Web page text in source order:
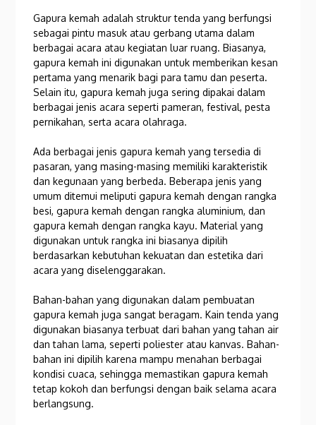
Gapura kemah adalah struktur tenda yang berfungsi
sebagai pintu masuk atau gerbang utama dalam
berbagai acara atau kegiatan luar ruang. Biasanya,
gapura kemah ini digunakan untuk memberikan kesan
pertama yang menarik bagi para tamu dan peserta.
Selain itu, gapura kemah juga sering dipakai dalam
berbagai jenis acara seperti pameran, festival, pesta
pernikahan, serta acara olahraga.
Ada berbagai jenis gapura kemah yang tersedia di
pasaran, yang masing-masing memiliki karakteristik
dan kegunaan yang berbeda. Beberapa jenis yang
umum ditemui meliputi gapura kemah dengan rangka
besi, gapura kemah dengan rangka aluminium, dan
gapura kemah dengan rangka kayu. Material yang
digunakan untuk rangka ini biasanya dipilih
berdasarkan kebutuhan kekuatan dan estetika dari
acara yang diselenggarakan.
Bahan-bahan yang digunakan dalam pembuatan
gapura kemah juga sangat beragam. Kain tenda yang
digunakan biasanya terbuat dari bahan yang tahan air
dan tahan lama, seperti poliester atau kanvas. Bahan-
bahan ini dipilih karena mampu menahan berbagai
kondisi cuaca, sehingga memastikan gapura kemah
tetap kokoh dan berfungsi dengan baik selama acara
berlangsung.